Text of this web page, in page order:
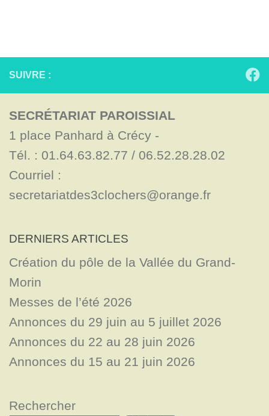
SUIVRE :
SECRÉTARIAT PAROISSIAL
1 place Panhard à Crécy -
Tél. : 01.64.63.82.77 / 06.52.28.28.02
Courriel :
secretariatdes3clochers@orange.fr
DERNIERS ARTICLES
Création du pôle de la Vallée du Grand-
Morin
Messes de l’été 2026
Annonces du 29 juin au 5 juillet 2026
Annonces du 22 au 28 juin 2026
Annonces du 15 au 21 juin 2026
Rechercher